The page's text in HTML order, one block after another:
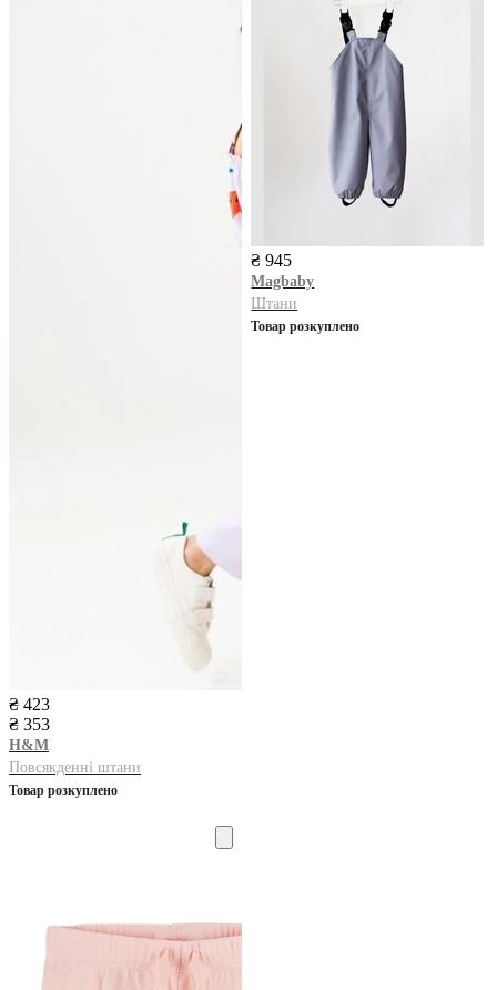
₴ 423
₴ 353
H&M
Повсякденні штани
Товар розкуплено
₴ 945
Magbaby
Штани
Товар розкуплено